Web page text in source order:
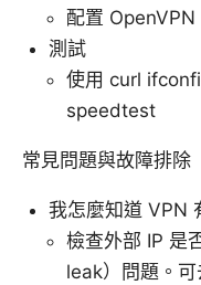
配置
測試
使用 curl
speedtest
常見問題與故障排除
我怎麼知道 VPN
檢查外部 IP 是
leak）問題。